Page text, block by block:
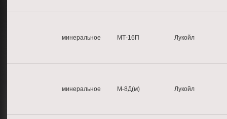
минеральное МТ-16П Лукойл
минеральное М-8Д(м) Лукойл